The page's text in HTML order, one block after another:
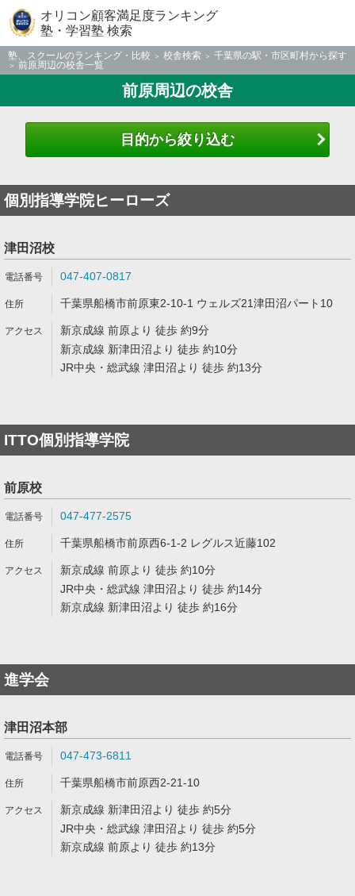
オリコン顧客満足度ランキング
塾・学習塾 検索
塾、スクールのランキング・比較 校舎検索
千葉県の駅・市区町村から探す
前原周辺の校舎一覧
前原周辺の校舎
目的から絞り込む
個別指導学院ヒーローズ
津田沼校
047-407-0817
千葉県船橋市前原東2-10-1 ウェルズ21津田沼パート10
新京成線 前原より 徒歩 約9分
新京成線 新津田沼より 徒歩 約10分
JR中央・総武線 津田沼より 徒歩 約13分
ITTO個別指導学院
前原校
047-477-2575
千葉県船橋市前原西6-1-2 レグルス近藤102
新京成線 前原より 徒歩 約10分
JR中央・総武線 津田沼より 徒歩 約14分
新京成線 新津田沼より 徒歩 約16分
進学会
津田沼本部
047-473-6811
千葉県船橋市前原西2-21-10
新京成線 新津田沼より 徒歩 約5分
JR中央・総武線 津田沼より 徒歩 約5分
新京成線 前原より 徒歩 約13分